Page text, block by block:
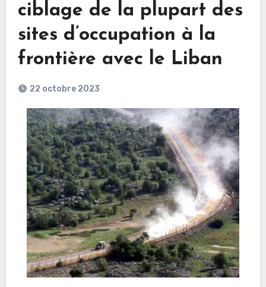
ciblage de la plupart des
sites d’occupation à la
frontière avec le Liban
22 octobre 2023